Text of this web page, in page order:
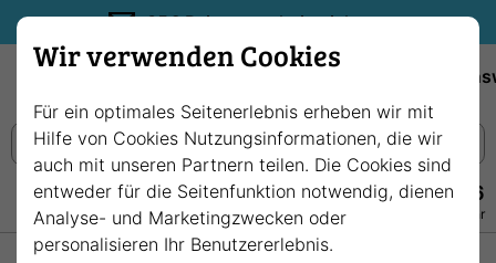
35€ Reisegutschein sichern.
+49 228 3875 7256
Persönlich · Kostenlos · Täglich 08–22 Uhr
Wir verwenden Cookies
Für ein optimales Seitenerlebnis erheben wir mit
Hilfe von Cookies Nutzungsinformationen, die wir
auch mit unseren Partnern teilen. Die Cookies sind
entweder für die Seitenfunktion notwendig, dienen
Analyse- und Marketingzwecken oder
personalisieren Ihr Benutzererlebnis.